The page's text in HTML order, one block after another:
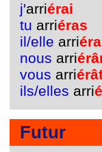
j'arriérai
tu arriéras
il/elle arriéra
nous arri
vous arri
ils/elles arri
Futur